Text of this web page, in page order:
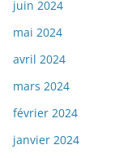
juin 2024
mai 2024
avril 2024
mars 2024
février 2024
janvier 2024